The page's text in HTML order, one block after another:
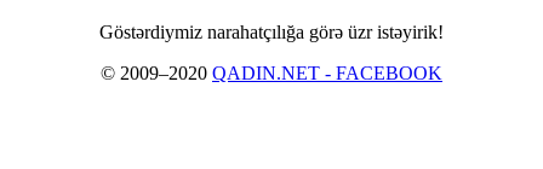
Göstərdiymiz narahatçılığa görə üzr istəyirik!
© 2009–2020 QADIN.NET - FACEBOOK